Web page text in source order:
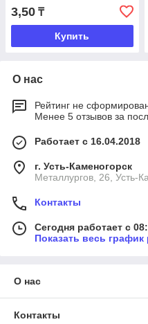
3,50 ₸
Купить
О нас
Рейтинг не
Менее 5 отзывов за
Работает с 16.04.2018
г. Усть-Каменогорск
Металлургов, 26, Усть-
Контакты
Сегодня работает с
Показать весь
О нас
Контакты